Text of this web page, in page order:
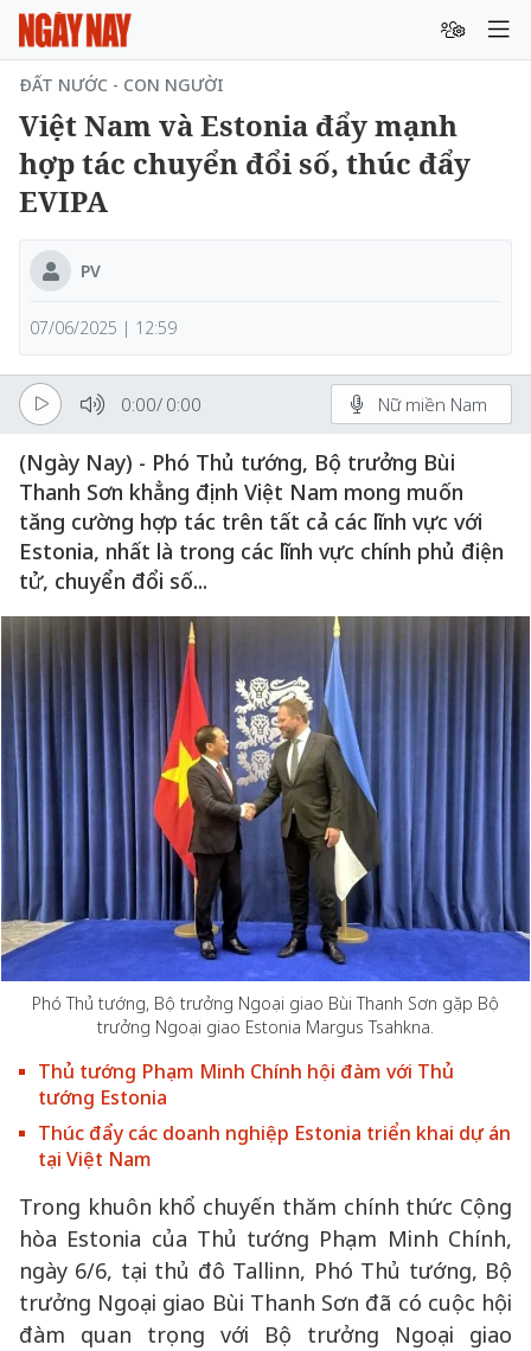
ĐẤT NƯỚC - CON NGƯỜI
Việt Nam và Estonia đẩy mạnh
hợp tác chuyển đổi số, thúc đẩy
EVIPA
PV
07/06/2025 | 12:59
0:00/ 0:00 Nữ miền Nam
(Ngày Nay) - Phó Thủ tướng, Bộ trưởng Bùi
Thanh Sơn khẳng định Việt Nam mong muốn
tăng cường hợp tác trên tất cả các lĩnh vực với
Estonia, nhất là trong các lĩnh vực chính phủ điện
tử, chuyển đổi số...
Phó Thủ tướng, Bộ trưởng Ngoại giao Bùi Thanh Sơn gặp Bộ
trưởng Ngoại giao Estonia Margus Tsahkna.
Thủ tướng Phạm Minh Chính hội đàm với Thủ
tướng Estonia
Thúc đẩy các doanh nghiệp Estonia triển khai dự án
tại Việt Nam
Trong khuôn khổ chuyến thăm chính thức Cộng
hòa Estonia của Thủ tướng Phạm Minh Chính,
ngày 6/6, tại thủ đô Tallinn, Phó Thủ tướng, Bộ
trưởng Ngoại giao Bùi Thanh Sơn đã có cuộc hội
đàm quan trọng với Bộ trưởng Ngoại giao